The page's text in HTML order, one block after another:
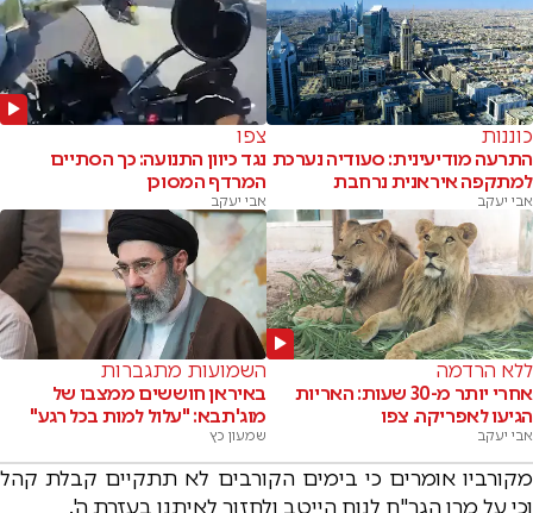
כוננות
התרעה מודיעינית: סעודיה נערכת
למתקפה איראנית נרחבת
אבי יעקב
צפו
נגד כיוון התנועה: כך הסתיים
המרדף המסוכן
אבי יעקב
ללא הרדמה
אחרי יותר מ-30 שעות: האריות
הגיעו לאפריקה. צפו
אבי יעקב
השמועות מתגברות
באיראן חוששים ממצבו של
מוג'תבא: "עלול למות בכל רגע"
שמעון כץ
מקורביו אומרים כי בימים הקורבים לא תתקיים קבלת קהל
וכי על מרן הגר"ח לנוח הייטב ולחזור לאיתנו בעזרת ה'.